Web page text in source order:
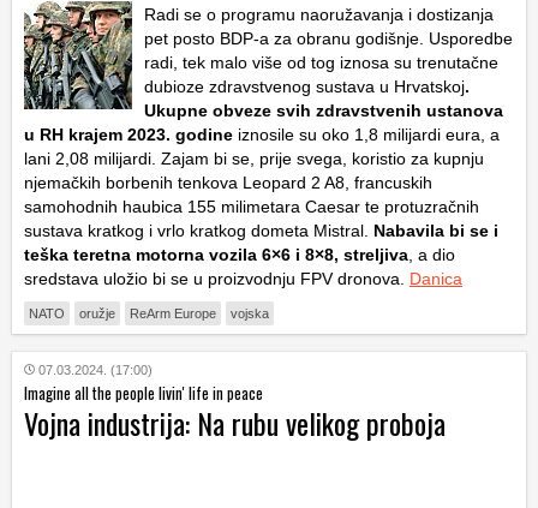
Radi se o programu naoružavanja i dostizanja
pet posto BDP-a za obranu godišnje. Usporedbe
radi, tek malo više od tog iznosa su trenutačne
dubioze zdravstvenog sustava u Hrvatskoj.
Ukupne obveze svih zdravstvenih ustanova
u RH krajem 2023. godine iznosile su oko 1,8 milijardi eura, a
lani 2,08 milijardi. Zajam bi se, prije svega, koristio za kupnju
njemačkih borbenih tenkova Leopard 2 A8, francuskih
samohodnih haubica 155 milimetara Caesar te protuzračnih
sustava kratkog i vrlo kratkog dometa Mistral. Nabavila bi se i
teška teretna motorna vozila 6×6 i 8×8, streljiva , a dio
sredstava uložio bi se u proizvodnju FPV dronova. Danica
NATO oružje ReArm Europe vojska
07.03.2024. (17:00)
Imagine all the people livin' life in peace
Vojna industrija: Na rubu velikog proboja